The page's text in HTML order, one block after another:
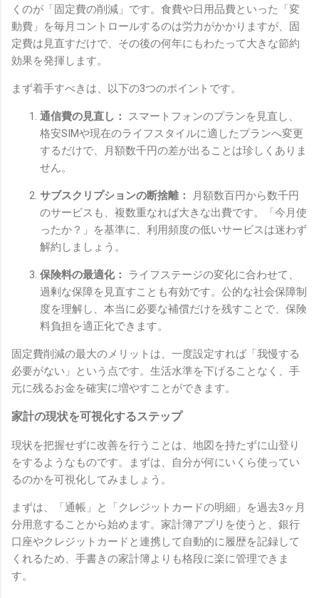
くのが「固定費の削減」です。食費や日用品費といった「変
動費」を毎月コントロールするのは労力がかかりますが、固
定費は見直すだけで、その後の何年にもわたって大きな節約
効果を発揮します。
まず着手すべきは、以下の3つのポイントです。
通信費の見直し：
スマートフォンのプランを見直し、
格安SIMや現在のライフスタイルに適したプランへ変更
するだけで、月額数千円の差が出ることは珍しくありま
せん。
サブスクリプションの断捨離：
月額数百円から数千円
のサービスも、複数重なれば大きな出費です。「今月使
ったか？」を基準に、利用頻度の低いサービスは迷わず
解約しましょう。
保険料の最適化：
ライフステージの変化に合わせて、
過剰な保障を見直すことも有効です。公的な社会保障制
度を理解し、本当に必要な補償だけを残すことで、保険
料負担を適正化できます。
固定費削減の最大のメリットは、一度設定すれば「我慢する
必要がない」という点です。生活水準を下げることなく、手
元に残るお金を確実に増やすことができます。
家計の現状を可視化するステップ
現状を把握せずに改善を行うことは、地図を持たずに山登り
をするようなものです。まずは、自分が何にいくら使ってい
るのかを可視化してみましょう。
まずは、「通帳」と「クレジットカードの明細」を過去3ヶ月
分用意することから始めます。家計簿アプリを使うと、銀行
口座やクレジットカードと連携して自動的に履歴を記録して
くれるため、手書きの家計簿よりも格段に楽に管理できま
す。